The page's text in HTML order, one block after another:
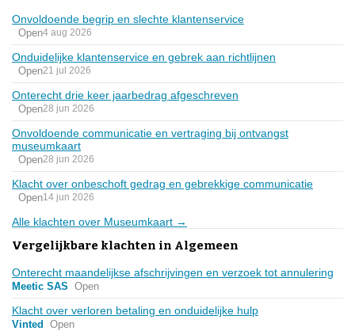
Onvoldoende begrip en slechte klantenservice
Open4 aug 2026
Onduidelijke klantenservice en gebrek aan richtlijnen
Open21 jul 2026
Onterecht drie keer jaarbedrag afgeschreven
Open28 jun 2026
Onvoldoende communicatie en vertraging bij ontvangst
museumkaart
Open28 jun 2026
Klacht over onbeschoft gedrag en gebrekkige communicatie
Open14 jun 2026
Alle klachten over Museumkaart →
Vergelijkbare klachten in Algemeen
Onterecht maandelijkse afschrijvingen en verzoek tot annulering
Meetic SAS Open
Klacht over verloren betaling en onduidelijke hulp
Vinted Open